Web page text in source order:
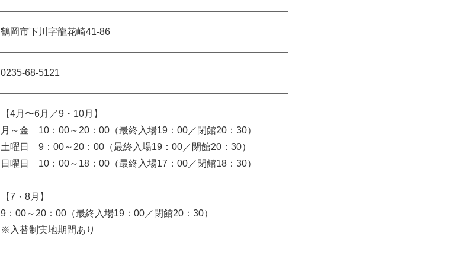
鶴岡市下川字龍花崎41-86
0235-68-5121
【4月〜6月／9・10月】
月～金 10：00～20：00（最終入場19：00／閉館20：30）
土曜日 9：00～20：00（最終入場19：00／閉館20：30）
日曜日 10：00～18：00（最終入場17：00／閉館18：30）
【7・8月】
9：00～20：00（最終入場19：00／閉館20：30）
※入替制実地期間あり